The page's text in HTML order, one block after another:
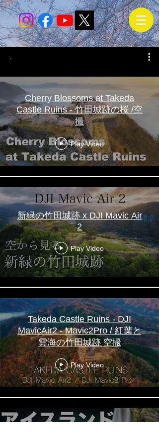
.
Cherry Blossoms at Takeda
Castle Ruins - 竹田城跡の桜 /空
撮
Play Video
新緑の竹田城跡 x DJI Mavic Air
2
Play Video
Takeda Castle Ruins - DJI
MavicAir2 - Mavic2Pro / 紅葉と
雲海の竹田城跡 空撮
Play Video